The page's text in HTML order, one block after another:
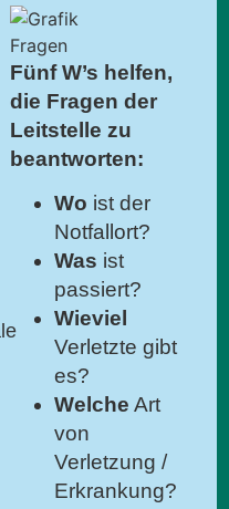
Fünf W’s helfen,
die Fragen der
Leitstelle zu
beantworten:
Wo ist der
Notfallort?
Was ist
passiert?
Wieviel
Verletzte gibt
es?
Welche Art
von
Verletzung /
Erkrankung?